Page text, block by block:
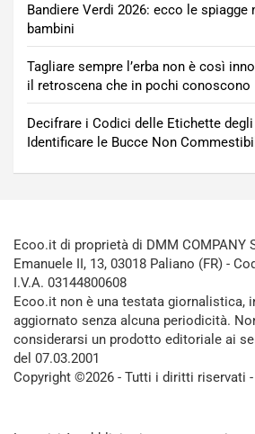
Bandiere Verdi 2026: ecco le spiagge
bambini
Tagliare sempre l’erba non è così
il retroscena che in pochi conoscono
Decifrare i Codici delle Etichette
Identificare le Bucce Non
Ecoo.it di proprietà di DMM COMPANY
Emanuele II, 13, 03018 Paliano (FR) -
I.V.A. 03144800608
Ecoo.it non è una testata giornalistica,
aggiornato senza alcuna periodicità.
considerarsi un prodotto editoriale ai
del 07.03.2001
Copyright ©2026 - Tutti i diritti riservati -